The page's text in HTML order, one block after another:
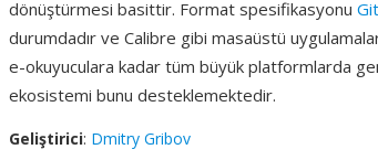
dönüştürmesi basittir. Format spesifikasyonu
durumdadır ve Calibre gibi masaüstü
e-okuyuculara kadar tüm büyük platformlarda
ekosistemi bunu desteklemektedir.
Geliştirici: Dmitry Gribov